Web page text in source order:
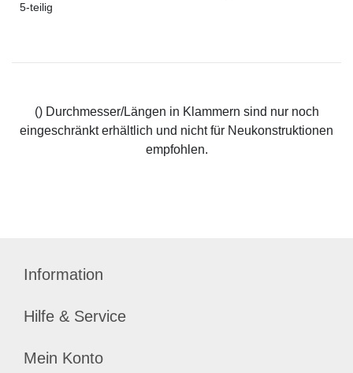
5-teilig
() Durchmesser/Längen in Klammern sind nur noch
eingeschränkt erhältlich und nicht für Neukonstruktionen
empfohlen.
Information
Hilfe & Service
Mein Konto